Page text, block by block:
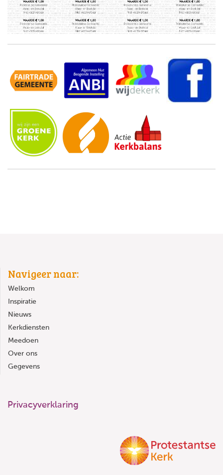
Navigeer naar:
Welkom
Inspiratie
Nieuws
Kerkdiensten
Meedoen
Over ons
Gegevens
Privacyverklaring